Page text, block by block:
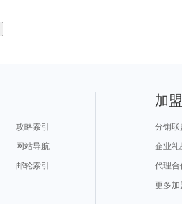
攻略索引
网站导航
邮轮索引
加
分销联
企业礼
代理合
更多加